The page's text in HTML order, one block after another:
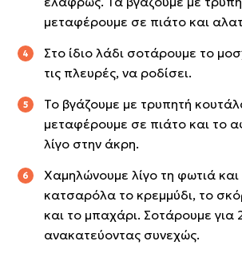
μεταφέρουμε σε πιάτο και
Στο ίδιο λάδι σοτάρουμε το
τις πλευρές, να ροδίσει.
Το βγάζουμε με τρυπητή
μεταφέρουμε σε πιάτο και το
λίγο στην άκρη.
Χαμηλώνουμε λίγο τη φωτιά και
κατσαρόλα το κρεμμύδι, το
και το μπαχάρι. Σοτάρουμε για
ανακατεύοντας συνεχώς.